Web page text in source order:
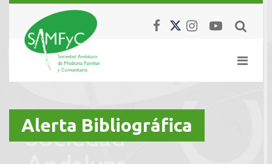
Alerta Bibliográfica